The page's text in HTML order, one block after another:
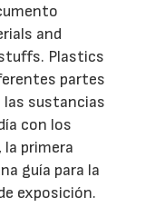
and
Plastics
partes
las sustancias
con los
primera
guía para la
exposición.